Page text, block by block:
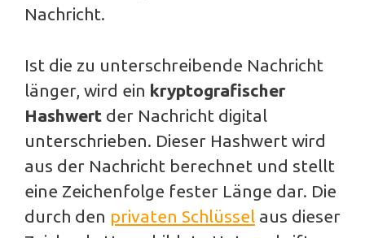
Nachricht.
Ist die zu unterschreibende Nachricht
länger, wird ein kryptografischer
Hashwert der Nachricht digital
unterschrieben. Dieser Hashwert wird
aus der Nachricht berechnet und stellt
eine Zeichenfolge fester Länge dar. Die
durch den privaten Schlüssel aus dieser